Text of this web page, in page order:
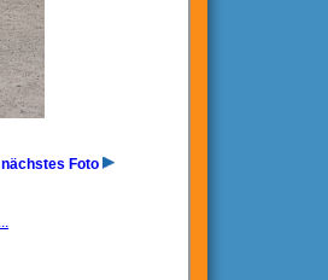
nächstes Foto